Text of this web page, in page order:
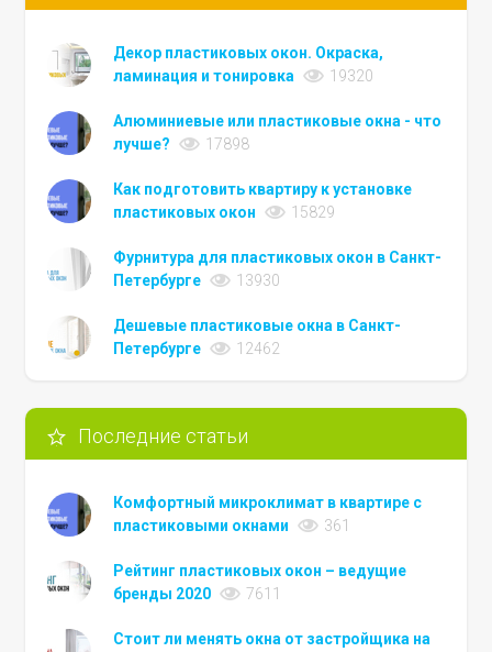
Декор пластиковых окон. Окраска,
ламинация и тонировка
19320
Алюминиевые или пластиковые окна - что
лучше?
17898
Как подготовить квартиру к установке
пластиковых окон
15829
Фурнитура для пластиковых окон в Санкт-
Петербурге
13930
Дешевые пластиковые окна в Санкт-
Петербурге
12462
Последние статьи
Комфортный микроклимат в квартире с
пластиковыми окнами
361
Рейтинг пластиковых окон – ведущие
бренды 2020
7611
Стоит ли менять окна от застройщика на